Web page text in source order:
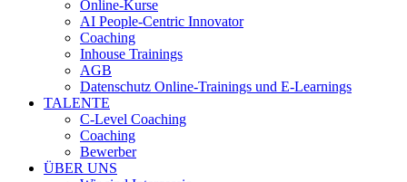
Online-Kurse
AI People-Centric Innovator
Coaching
Inhouse Trainings
AGB
Datenschutz Online-Trainings und E-Learnings
TALENTE
C-Level Coaching
Coaching
Bewerber
ÜBER UNS